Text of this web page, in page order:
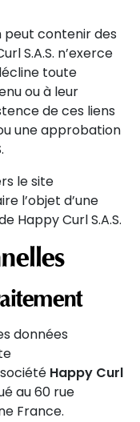
peut contenir des
S.A.S. n’exerce
toute
ou à leur
de ces liens
une approbation
le site
l’objet d’une
Happy Curl S.A.S.
données
Happy Curl
au 60 rue
France.